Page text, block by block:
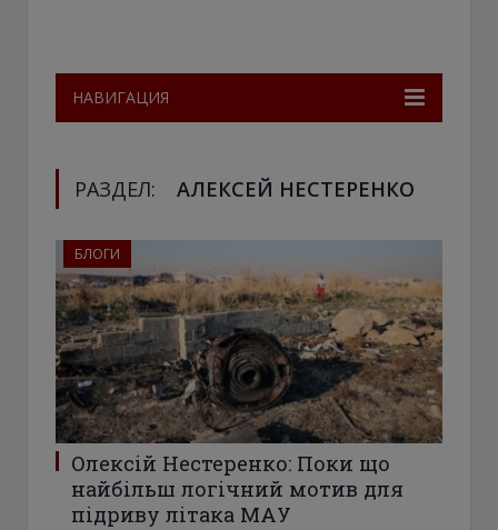
НАВИГАЦИЯ
РАЗДЕЛ: АЛЕКСЕЙ НЕСТЕРЕНКО
БЛОГИ
Олексій Нестеренко: Поки що
найбільш логічний мотив для
підриву літака МАУ